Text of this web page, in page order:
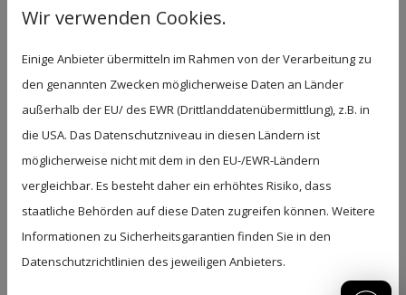
GROTRIAN-STEINWEG MOD.
SAMBA
Wir verwenden Cookies.
Einige Anbieter übermitteln im Rahmen von der Verarbeitung zu
den genannten Zwecken möglicherweise Daten an Länder
außerhalb der EU/ des EWR (Drittlanddatenübermittlung), z.B. in
die USA. Das Datenschutzniveau in diesen Ländern ist
möglicherweise nicht mit dem in den EU-/EWR-Ländern
vergleichbar. Es besteht daher ein erhöhtes Risiko, dass
staatliche Behörden auf diese Daten zugreifen können. Weitere
Informationen zu Sicherheitsgarantien finden Sie in den
Datenschutzrichtlinien des jeweiligen Anbieters.